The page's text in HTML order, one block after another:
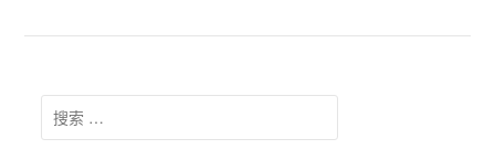
Search for: